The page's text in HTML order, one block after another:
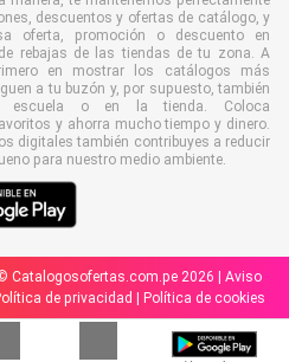
descuentos y ofertas de catálogo, y
oferta, promoción o descuento en
rebajas de las tiendas de tu zona. A
en mostrar los catálogos más
a tu buzón y, por supuesto, también
escuela o en la tienda. Coloca
y ahorra mucho tiempo y dinero.
digitales también contribuyes a reducir
para nuestro medio ambiente.
Catalogosofertas.com.pe 2026 | Aviso
de privacidad Política de cookies